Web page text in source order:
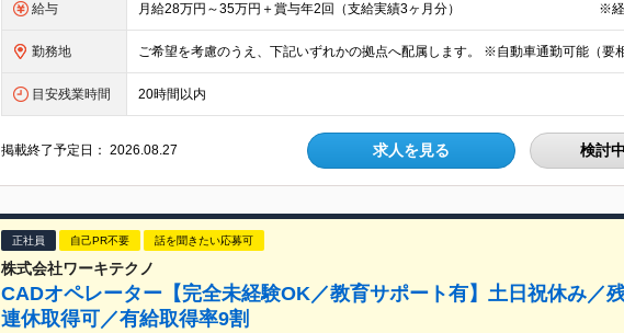
給与
勤務地
目安残業時間 20時間以内
掲載終了予定日：2026.08.27 求人を見る 検討
正社員 自己PR不要 話を聞きたい応募可
株式会社ワーキテクノ
CADオペレーター【完全未経験OK／教育サポート有】土日祝休み／
連休取得可／有給取得率9割